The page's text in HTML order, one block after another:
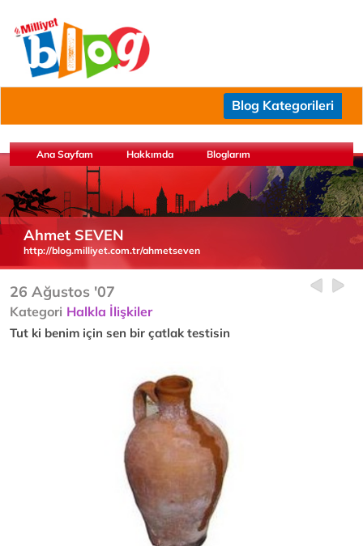
Blog Kategorileri
Ana Sayfam Hakkımda Bloglarım
Ahmet SEVEN
http://blog.milliyet.com.tr/ahmetseven
26 Ağustos '07
Kategori Halkla İlişkiler
Tut ki benim için sen bir çatlak testisin